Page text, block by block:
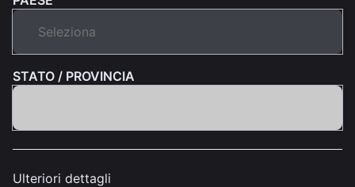
STATO / PROVINCIA
Ulteriori dettagli